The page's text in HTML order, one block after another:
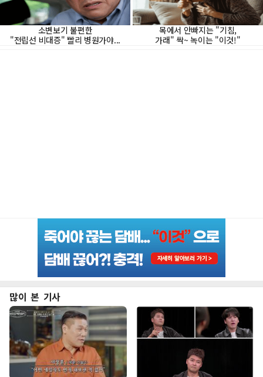
많이 본 기사